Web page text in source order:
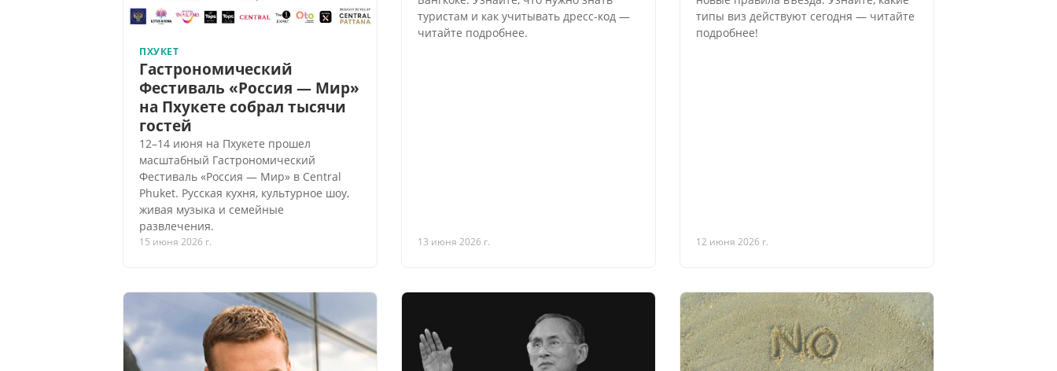
ПХУКЕТ
Гастрономический
Фестиваль «Россия — Мир»
на Пхукете собрал тысячи
гостей
12–14 июня на Пхукете прошел
масштабный Гастрономический
Фестиваль «Россия — Мир» в Central
Phuket. Русская кухня, культурное шоу,
живая музыка и семейные
развлечения.
15 июня 2026 г.
туристам и как учитывать дресс-код —
читайте подробнее.
13 июня 2026 г.
типы виз действуют сегодня — читайте
подробнее!
12 июня 2026 г.